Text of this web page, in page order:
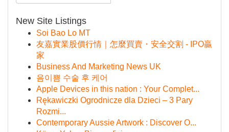
New Site Listings
Soi Bao Lo MT
友嘉實業股價行情｜怎麼買賣・安全交割 - IPO贏
家
Business And Marketing News UK
음이쁨 수술 후 케어
Apple Devices in this nation : Your Complet...
Rękawiczki Ogrodnicze dla Dzieci – 3 Pary
Rozmi...
Contemporary Aussie Artwork : Discover O...